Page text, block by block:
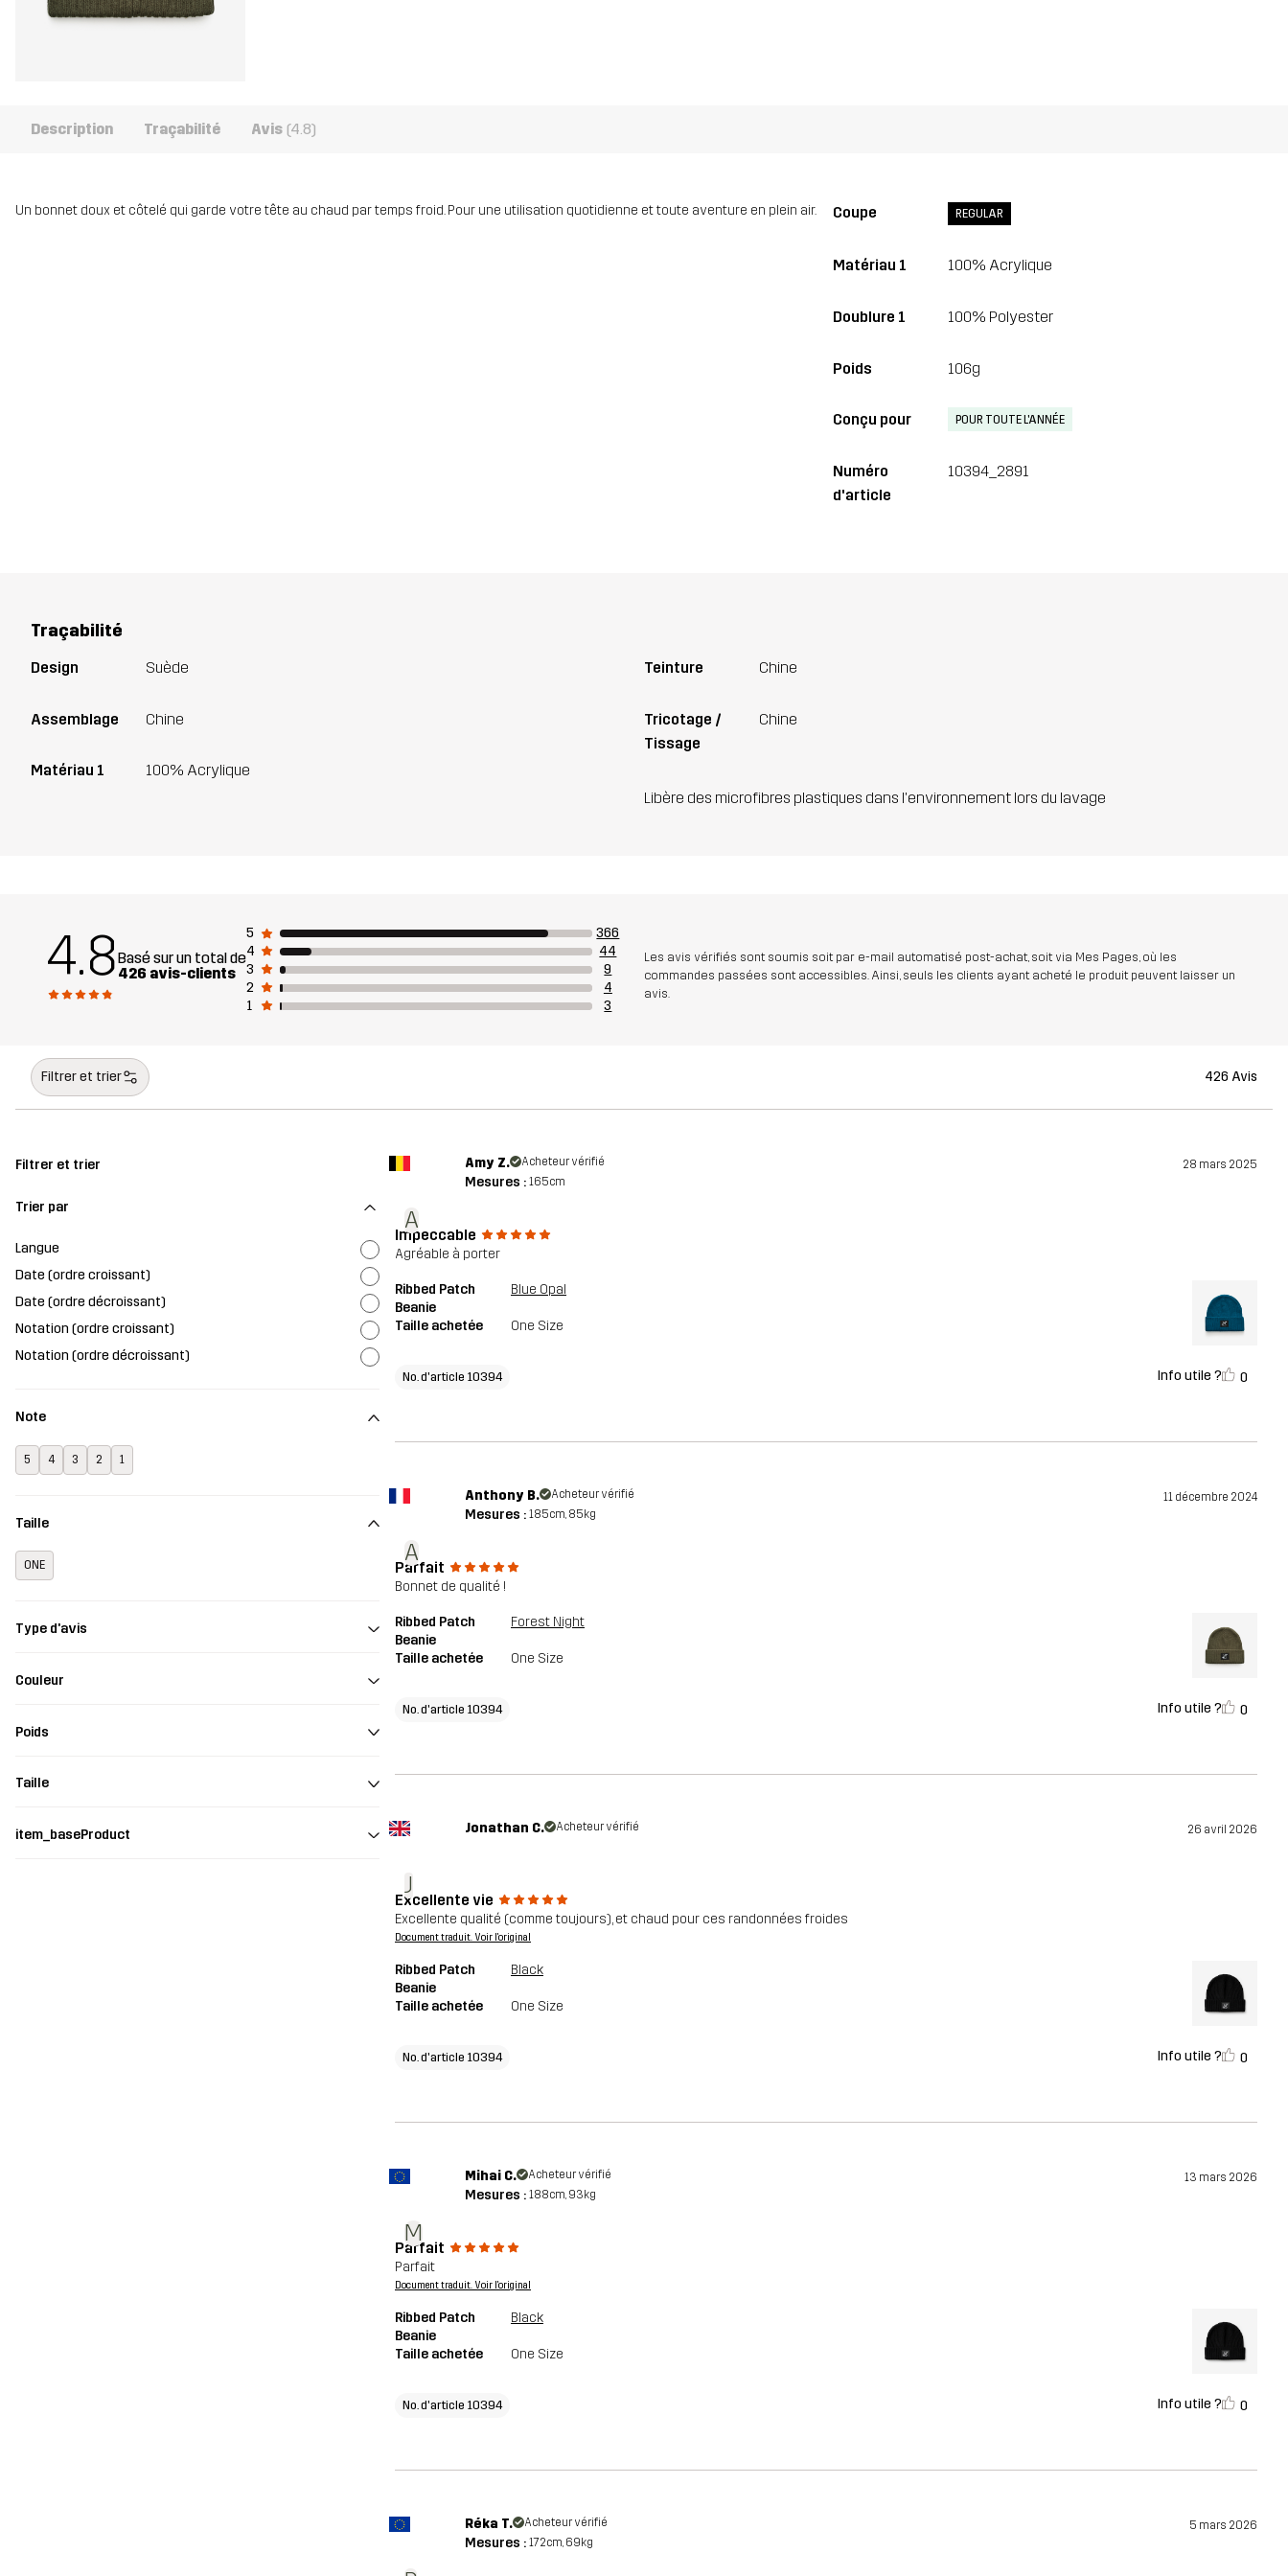
Description Traçabilité Avis (4.8)
Un bonnet doux et côtelé qui garde votre tête au chaud par temps froid. Pour une utilisation quotidienne et toute aventure en plein air. Coupe REGULAR
Matériau 1 100% Acrylique
Doublure 1 100% Polyester
Poids 106g
Conçu pour POUR TOUTE L'ANNÉE
Numéro
d'article
10394_2891
Traçabilité
Design Suède
Assemblage Chine
Matériau 1 100% Acrylique
Teinture Chine
Tricotage /
Tissage
Chine
Libère des microfibres plastiques dans l'environnement lors du lavage
4.8Basé sur un total de
426 avis-clients
5
366
4
44
3
9
2
4
1
3
Les avis vérifiés sont soumis soit par e-mail automatisé post-achat, soit via Mes Pages, où les
commandes passées sont accessibles. Ainsi, seuls les clients ayant acheté le produit peuvent laisser un
avis.
Filtrer et trier 426 Avis
Filtrer et trier
Trier par
Langue
Date (ordre croissant)
Date (ordre décroissant)
Notation (ordre croissant)
Notation (ordre décroissant)
Note
5 4 3 2 1
Taille
ONE
Type d'avis
Couleur
Poids
Taille
item_baseProduct
A
Amy Z. Acheteur vérifié 28 mars 2025
Mesures : 165cm
Impeccable
Agréable à porter
Ribbed Patch
Beanie
Blue Opal
Taille achetée One Size
No. d'article 10394 Info utile ? 0
A
Anthony B. Acheteur vérifié 11 décembre 2024
Mesures : 185cm, 85kg
Parfait
Bonnet de qualité !
Ribbed Patch
Beanie
Forest Night
Taille achetée One Size
No. d'article 10394 Info utile ? 0
J
Jonathan C. Acheteur vérifié 26 avril 2026
Excellente vie
Excellente qualité (comme toujours), et chaud pour ces randonnées froides
Document traduit. Voir l'original
Ribbed Patch
Beanie
Black
Taille achetée One Size
No. d'article 10394 Info utile ? 0
M
Mihai C. Acheteur vérifié 13 mars 2026
Mesures : 188cm, 93kg
Parfait
Parfait
Document traduit. Voir l'original
Ribbed Patch
Beanie
Black
Taille achetée One Size
No. d'article 10394 Info utile ? 0
Réka T. Acheteur vérifié 5 mars 2026
Mesures : 172cm, 69kg